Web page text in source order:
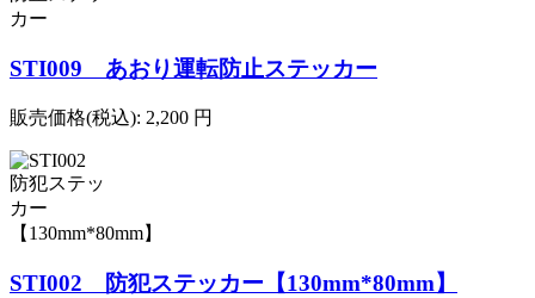
STI009 あおり運転防止ステッカー
販売価格(税込): 2,200 円
STI002 防犯ステッカー【130mm*80mm】